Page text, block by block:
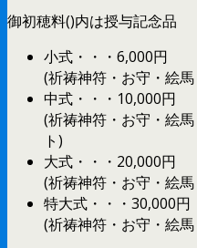
御初穂料()内は授与記念品
小式・・・6,000円
(祈祷神符・お守・絵
中式・・・10,000円
(祈祷神符・お守・絵
ト)
大式・・・20,000円
(祈祷神符・お守・絵
特大式・・・30,000円
(祈祷神符・お守・絵